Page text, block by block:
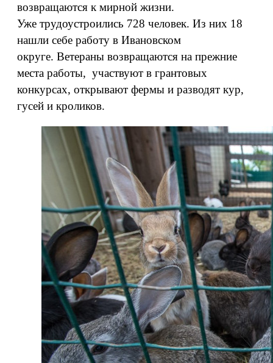
возвращаются к мирной жизни.
Уже трудоустроились 728 человек. Из них 18
нашли себе работу в Ивановском
округе. Ветераны возвращаются на прежние
места работы, участвуют в грантовых
конкурсах, открывают фермы и разводят кур,
гусей и кроликов.